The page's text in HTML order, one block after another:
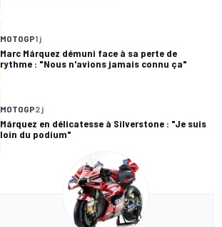
MOTOGP1 j
Marc Márquez démuni face à sa perte de
rythme : "Nous n'avions jamais connu ça"
MOTOGP2 j
Márquez en délicatesse à Silverstone : "Je suis
loin du podium"